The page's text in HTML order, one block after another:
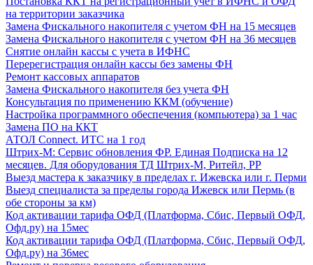
на территории заказчика
Замена Фискального накопителя с учетом ФН на 15 месяцев
Замена Фискального накопителя с учетом ФН на 36 месяцев
Снятие онлайн кассы с учета в ИФНС
Перерегистрация онлайн кассы без замены ФН
Ремонт кассовых аппаратов
Замена Фискального накопителя без учета ФН
Консультация по применению ККМ (обучение)
Настройка программного обеспечения (компьютера) за 1 час
Замена ПО на ККТ
АТОЛ Connect. ИТС на 1 год
Штрих-М: Сервис обновления ФР. Единая Подписка на 12
месяцев. Для оборудования ТД Штрих-М, Ритейл, РР
Выезд мастера к заказчику в пределах г. Ижевска или г. Перми
Выезд специалиста за пределы города Ижевск или Пермь (в
обе стороны за км)
Код активации тарифа ОФД (Платформа, Сбис, Первый ОФД,
Офд.ру) на 15мес
Код активации тарифа ОФД (Платформа, Сбис, Первый ОФД,
Офд.ру) на 36мес